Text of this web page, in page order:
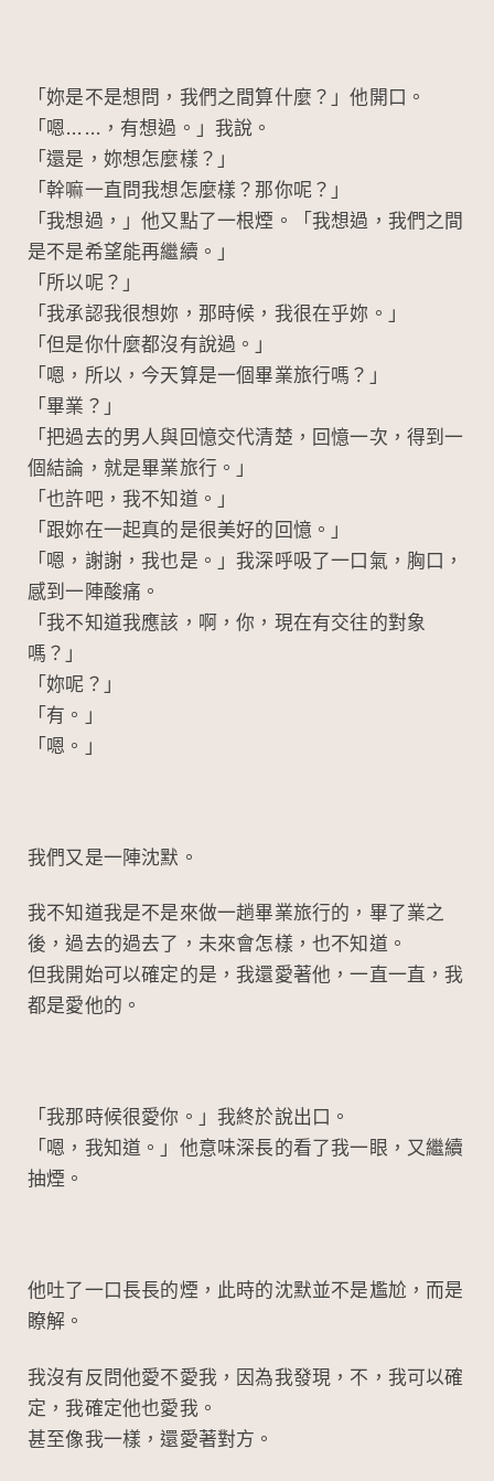
「妳是不是想問，我們之間算什麼？」他開口。
「嗯……，有想過。」我說。
「還是，妳想怎麼樣？」
「幹嘛一直問我想怎麼樣？那你呢？」
「我想過，」他又點了一根煙。「我想過，我們之間
是不是希望能再繼續。」
「所以呢？」
「我承認我很想妳，那時候，我很在乎妳。」
「但是你什麼都沒有說過。」
「嗯，所以，今天算是一個畢業旅行嗎？」
「畢業？」
「把過去的男人與回憶交代清楚，回憶一次，得到一
個結論，就是畢業旅行。」
「也許吧，我不知道。」
「跟妳在一起真的是很美好的回憶。」
「嗯，謝謝，我也是。」我深呼吸了一口氣，胸口，
感到一陣酸痛。
「我不知道我應該，啊，你，現在有交往的對象
嗎？」
「妳呢？」
「有。」
「嗯。」
我們又是一陣沈默。
我不知道我是不是來做一趟畢業旅行的，畢了業之
後，過去的過去了，未來會怎樣，也不知道。
但我開始可以確定的是，我還愛著他，一直一直，我
都是愛他的。
「我那時候很愛你。」我終於說出口。
「嗯，我知道。」他意味深長的看了我一眼，又繼續
抽煙。
他吐了一口長長的煙，此時的沈默並不是尷尬，而是
瞭解。
我沒有反問他愛不愛我，因為我發現，不，我可以確
定，我確定他也愛我。
甚至像我一樣，還愛著對方。